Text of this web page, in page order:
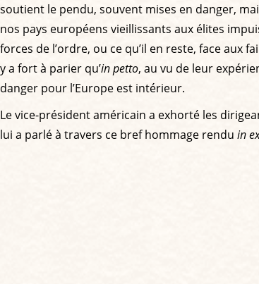
soutient le pendu, souvent mises en danger,
nos pays européens vieillissants aux élites
forces de l’ordre, ou ce qu’il en reste, face aux
y a fort à parier qu’in petto, au vu de leur
danger pour l’Europe est intérieur.
Le vice-président américain a exhorté les
lui a parlé à travers ce bref hommage rendu in